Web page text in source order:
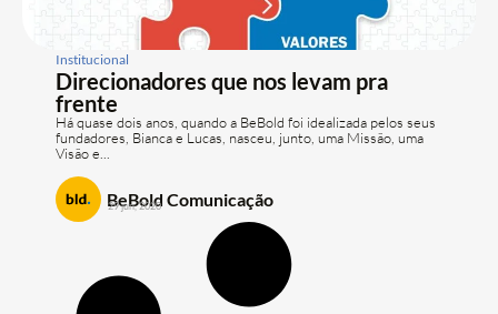
Institucional
Direcionadores que nos levam pra
frente
Há quase dois anos, quando a BeBold foi idealizada pelos seus
fundadores, Bianca e Lucas, nasceu, junto, uma Missão, uma
Visão e...
BeBold Comunicação
29 jun, 2020